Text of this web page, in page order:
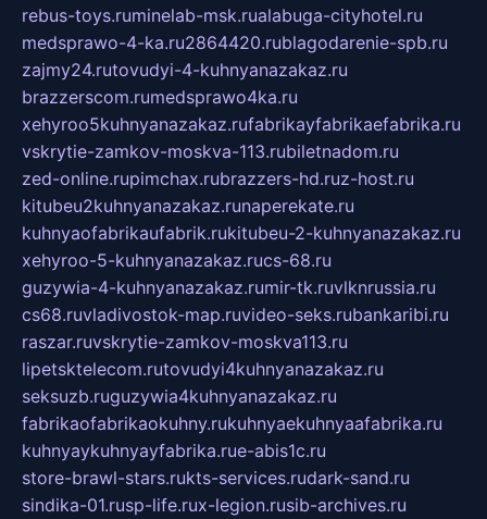
rebus-toys.ruminelab-msk.rualabuga-cityhotel.ru
medsprawo-4-ka.ru2864420.rublagodarenie-spb.ru
zajmy24.rutovudyi-4-kuhnyanazakaz.ru
brazzerscom.rumedsprawo4ka.ru
xehyroo5kuhnyanazakaz.rufabrikayfabrikaefabrika.ru
vskrytie-zamkov-moskva-113.rubiletnadom.ru
zed-online.rupimchax.rubrazzers-hd.ruz-host.ru
kitubeu2kuhnyanazakaz.runaperekate.ru
kuhnyaofabrikaufabrik.rukitubeu-2-kuhnyanazakaz.ru
xehyroo-5-kuhnyanazakaz.rucs-68.ru
guzywia-4-kuhnyanazakaz.rumir-tk.ruvlknrussia.ru
cs68.ruvladivostok-map.ruvideo-seks.rubankaribi.ru
raszar.ruvskrytie-zamkov-moskva113.ru
lipetsktelecom.rutovudyi4kuhnyanazakaz.ru
seksuzb.ruguzywia4kuhnyanazakaz.ru
fabrikaofabrikaokuhny.rukuhnyaekuhnyaafabrika.ru
kuhnyaykuhnyayfabrika.rue-abis1c.ru
store-brawl-stars.rukts-services.rudark-sand.ru
sindika-01.rusp-life.rux-legion.rusib-archives.ru